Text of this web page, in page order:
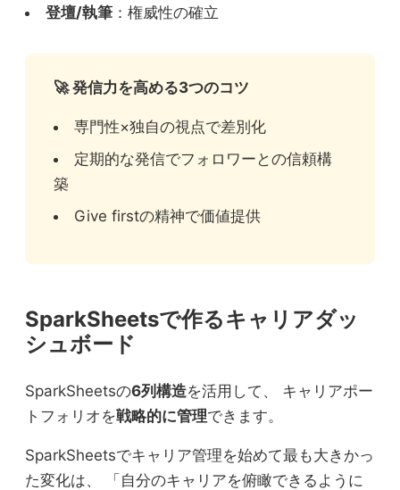
登壇/執筆 ：権威性の確立
🚀 発信力を高める3つのコツ
専門性×独自の視点で差別化
定期的な発信でフォロワーとの信頼構
築
Give firstの精神で価値提供
SparkSheetsで作るキャリアダッ
シュボード
SparkSheetsの6列構造を活用して、 キャリアポー
トフォリオを戦略的に管理できます。
SparkSheetsでキャリア管理を始めて最も大きかっ
た変化は、 「自分のキャリアを俯瞰できるように